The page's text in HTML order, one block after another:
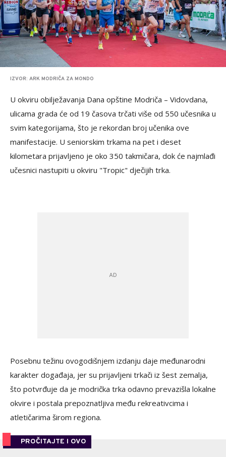
IZVOR: ARK MODRIČA ZA MONDO
U okviru obilježavanja Dana opštine Modriča – Vidovdana,
ulicama grada će od 19 časova trčati više od 550 učesnika u
svim kategorijama, što je rekordan broj učenika ove
manifestacije. U seniorskim trkama na pet i deset
kilometara prijavljeno je oko 350 takmičara, dok će najmlađi
učesnici nastupiti u okviru "Tropic" dječijih trka.
Posebnu težinu ovogodišnjem izdanju daje međunarodni
karakter događaja, jer su prijavljeni trkači iz šest zemalja,
što potvrđuje da je modrička trka odavno prevazišla lokalne
okvire i postala prepoznatljiva među rekreativcima i
atletičarima širom regiona.
PROČITAJTE I OVO